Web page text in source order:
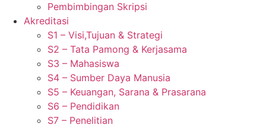
Pembimbingan Skripsi
Akreditasi
S1 – Visi,Tujuan & Strategi
S2 – Tata Pamong & Kerjasama
S3 – Mahasiswa
S4 – Sumber Daya Manusia
S5 – Keuangan, Sarana & Prasarana
S6 – Pendidikan
S7 – Penelitian